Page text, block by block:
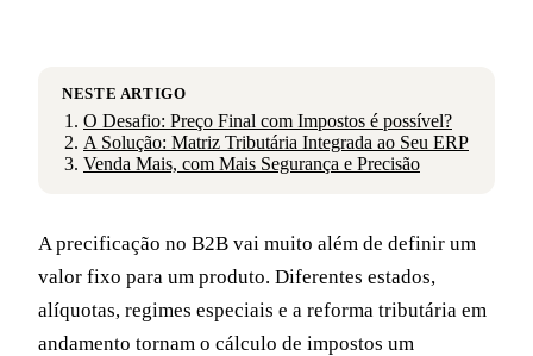
NESTE ARTIGO
O Desafio: Preço Final com Impostos é possível?
A Solução: Matriz Tributária Integrada ao Seu ERP
Venda Mais, com Mais Segurança e Precisão
A precificação no B2B vai muito além de definir um
valor fixo para um produto. Diferentes estados,
alíquotas, regimes especiais e a reforma tributária em
andamento tornam o cálculo de impostos um